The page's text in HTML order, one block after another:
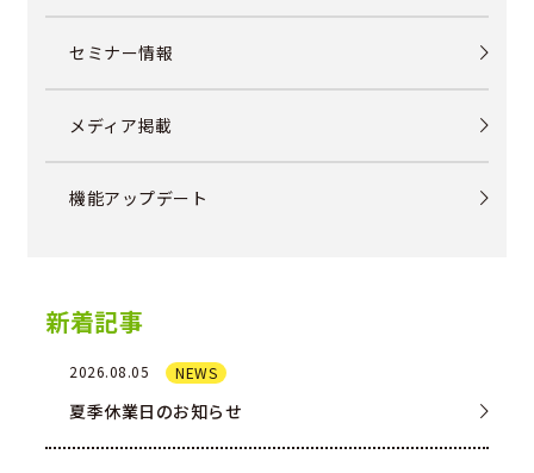
セミナー情報
メディア掲載
機能アップデート
新着記事
2026.08.05 NEWS
夏季休業日のお知らせ